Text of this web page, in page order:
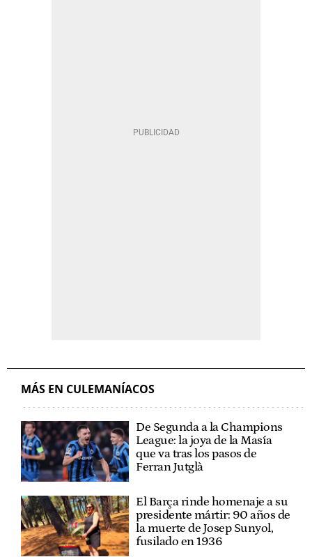
MÁS EN CULEMANÍACOS
De Segunda a la Champions
League: la joya de la Masía
que va tras los pasos de
Ferran Jutglà
El Barça rinde homenaje a su
presidente mártir: 90 años de
la muerte de Josep Sunyol,
fusilado en 1936